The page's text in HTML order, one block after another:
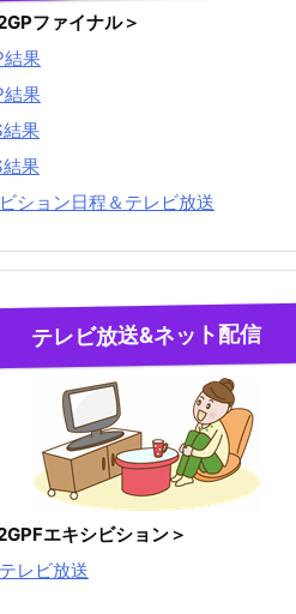
ファイナル＞
結果
結果
果
果
ション日程＆テレビ放送
テレビ放送&ネット配信
エキシビション＞
レビ放送